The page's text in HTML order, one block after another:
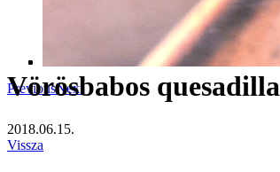
PreviousNext
Vörösbabos quesadilla
2018.06.15.
Vissza